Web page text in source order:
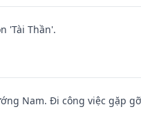
'Tài Thần'.
Nam. Đi công việc gặp